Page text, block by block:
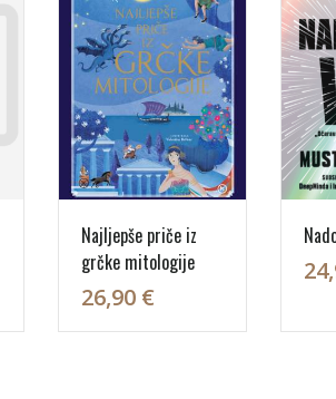
Najljepše priče iz
grčke mitologije
26,90 €